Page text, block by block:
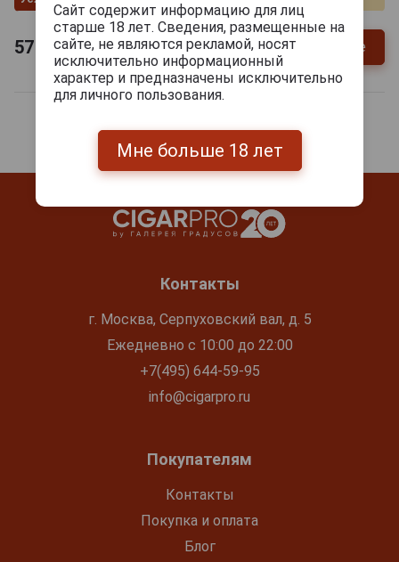
57 709руб. Уточнить цену и наличие
Контакты
г. Москва, Серпуховский вал, д. 5
Ежедневно с 10:00 до 22:00
+7(495) 644-59-95
info@cigarpro.ru
Покупателям
Контакты
Покупка и оплата
Блог
Сайт содержит информацию для лиц
старше 18 лет. Сведения, размещенные на
сайте, не являются рекламой, носят
исключительно информационный
характер и предназначены исключительно
для личного пользования.
Мне больше 18 лет